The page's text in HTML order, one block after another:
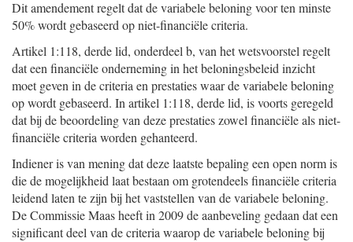
Dit amendement regelt dat de variabele beloning voor ten minste
50% wordt gebaseerd op niet-financiële criteria.
Artikel 1:118, derde lid, onderdeel b, van het wetsvoorstel regelt
dat een financiële onderneming in het beloningsbeleid inzicht
moet geven in de criteria en prestaties waar de variabele beloning
op wordt gebaseerd. In artikel 1:118, derde lid, is voorts geregeld
dat bij de beoordeling van deze prestaties zowel financiële als niet-
financiële criteria worden gehanteerd.
Indiener is van mening dat deze laatste bepaling een open norm is
die de mogelijkheid laat bestaan om grotendeels financiële criteria
leidend laten te zijn bij het vaststellen van de variabele beloning.
De Commissie Maas heeft in 2009 de aanbeveling gedaan dat een
significant deel van de criteria waarop de variabele beloning bij